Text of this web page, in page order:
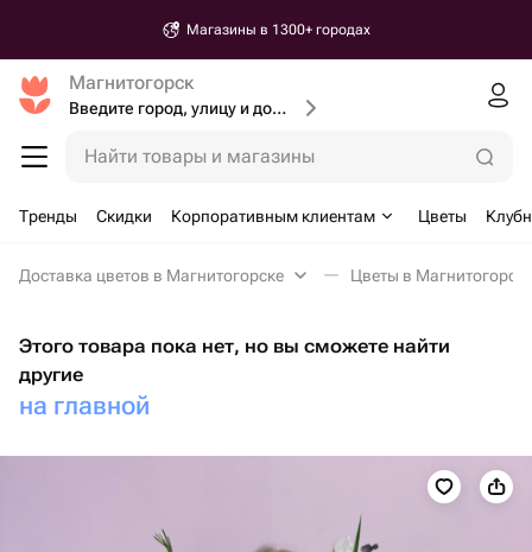
Магазины в 1300+ городах
Магнитогорск
Введите город, улицу и дом доставки
Найти товары и магазины
Тренды Скидки Корпоративным клиентам Цветы
Доставка цветов в Магнитогорске Цветы в Магнитогорске
Этого товара пока нет, но вы сможете найти
другие
на главной